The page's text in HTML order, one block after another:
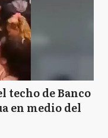
techo de Banco
en medio del